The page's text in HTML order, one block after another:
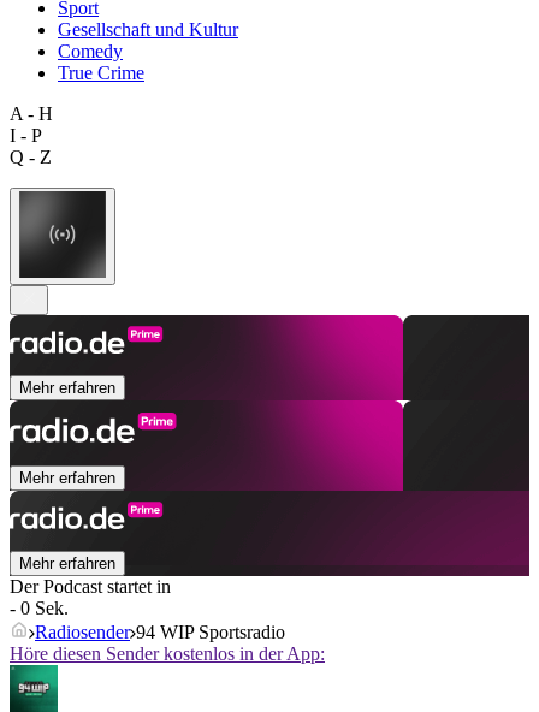
Sport
Gesellschaft und Kultur
Comedy
True Crime
A - H
I - P
Q - Z
Mehr erfahren
Mehr erfahren
Mehr erfahren
Der Podcast startet in
- 0 Sek.
Radiosender 94 WIP Sportsradio
Höre diesen Sender kostenlos in der App: